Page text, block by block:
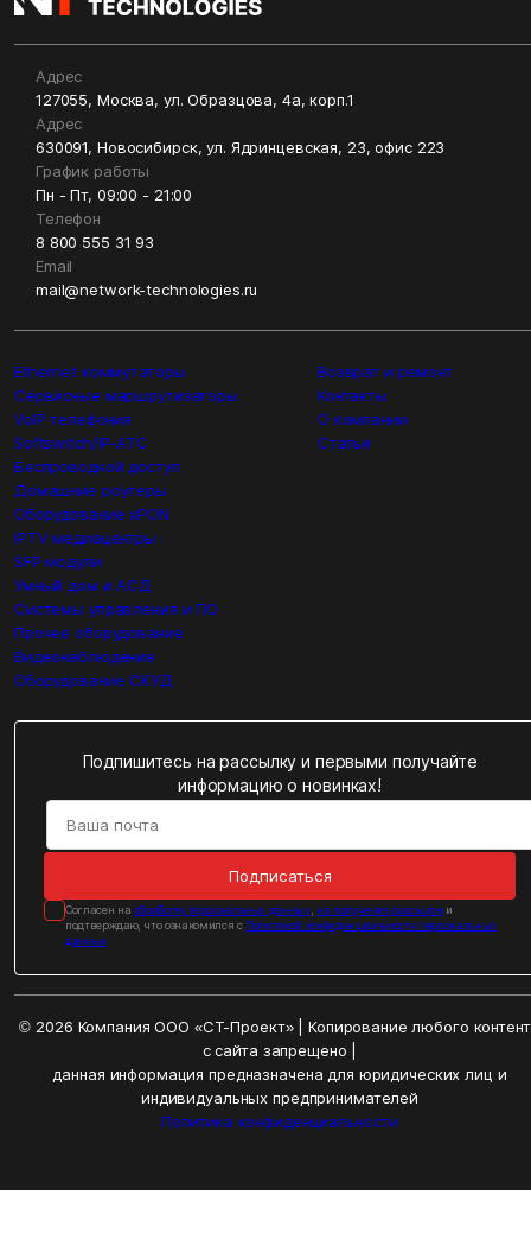
Адрес
127055, Москва, ул. Образцова, 4а, корп.1
Адрес
630091, Новосибирск, ул. Ядринцевская, 23, офис 223
График работы
Пн - Пт, 09:00 - 21:00
Телефон
8 800 555 31 93
Email
mail@network-technologies.ru
Ethernet коммутаторы
Сервисные маршрутизаторы
VoIP телефония
Softswitch/IP-ATC
Беспроводной доступ
Домашние роутеры
Оборудование xPON
IPTV медиацентры
SFP модули
Умный дом и АСД
Системы управления и ПО
Прочее оборудование
Видеонаблюдение
Оборудование СКУД
Возврат и ремонт
Контакты
О компании
Статьи
Подпишитесь на рассылку и первыми получайте
информацию о новинках!
Подписаться
Cогласен на обработку персональных данных, на получение рассылоки
подтверждаю, что ознакомился с Политикой конфиденциальности персональных
данных
© 2026 Компания ООО «СТ-Проект» | Копирование любого
с сайта запрещено |
данная информация предназначена для юридических лиц и
индивидуальных предпринимателей
Политика конфиденциальности